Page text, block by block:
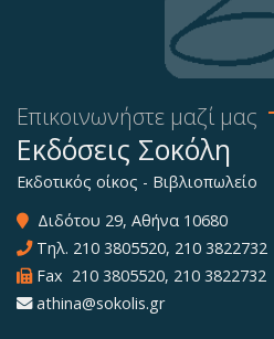
Επικοινωνήστε μαζί μας
Εκδόσεις Σοκόλη
Εκδοτικός οίκος - Βιβλιοπωλείο
Διδότου 29, Αθήνα 10680
Τηλ. 210 3805520, 210 3822732
Fax 210 3805520, 210 3822732
athina@sokolis.gr